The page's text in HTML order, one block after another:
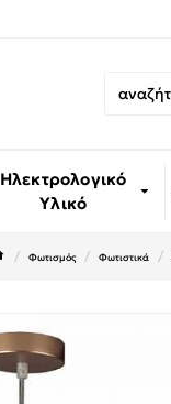
Ηλεκτρολογικό
Υλικό
Φωτισμός Φωτιστικά